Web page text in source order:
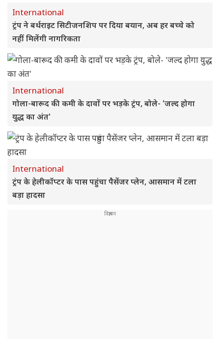
International
ट्रंप ने बर्थराइट सिटीजनशिप पर दिया बयान, अब हर बच्चे को
नहीं मिलेंगी नागरिकता
International
गोला-बारूद की कमी के दावों पर भड़के ट्रंप, बोले- 'जल्द होगा
युद्ध का अंत'
International
ट्रंप के हेलीकॉप्टर के पास पहुंचा पैसेंजर प्लेन, आसमान में टला
बड़ा हादसा